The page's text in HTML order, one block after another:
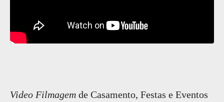
Video Filmagem de Casamento, Festas e Eventos